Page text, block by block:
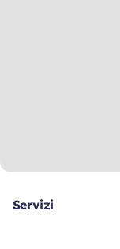
Servizi